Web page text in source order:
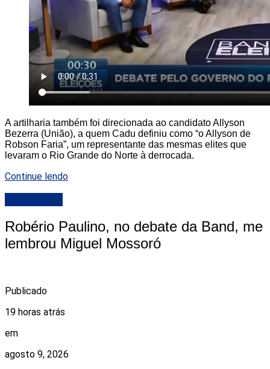
A artilharia também foi direcionada ao candidato Allyson
Bezerra (União), a quem Cadu definiu como “o Allyson de
Robson Faria”, um representante das mesmas elites que
levaram o Rio Grande do Norte à derrocada.
Continue lendo
Robério Paulino, no debate da Band, me
lembrou Miguel Mossoró
Publicado
19 horas atrás
em
agosto 9, 2026